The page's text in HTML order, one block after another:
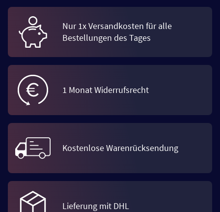
Nur 1x Versandkosten für alle
Bestellungen des Tages
1 Monat Widerrufsrecht
Kostenlose Warenrücksendung
Lieferung mit DHL